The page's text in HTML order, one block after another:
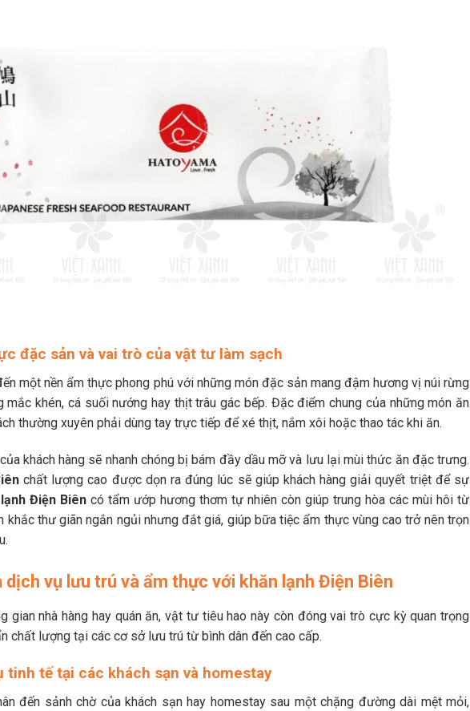
đặc sản và vai trò của vật tư làm sạch
một nền ẩm thực phong phú với những món đặc sản mang đậm hương vị núi rừng
mắc khén, cá suối nướng hay thịt trâu gác bếp. Đặc điểm chung của những món ăn
thường xuyên phải dùng tay trực tiếp để xé thịt, nắm xôi hoặc thao tác khi ăn.
khách hàng sẽ nhanh chóng bị bám đầy dầu mỡ và lưu lại mùi thức ăn đặc trưng.
chất lượng cao được dọn ra đúng lúc sẽ giúp khách hàng giải quyết triệt để sự
Điện Biên có tẩm ướp hương thơm tự nhiên còn giúp trung hòa các mùi hôi từ
khắc thư giãn ngắn ngủi nhưng đắt giá, giúp bữa tiệc ẩm thực vùng cao trở nên trọn
vụ lưu trú và ẩm thực với khăn lạnh Điện Biên
gian nhà hàng hay quán ăn, vật tư tiêu hao này còn đóng vai trò cực kỳ quan trọng
chất lượng tại các cơ sở lưu trú từ bình dân đến cao cấp.
tinh tế tại các khách sạn và homestay
đến sảnh chờ của khách sạn hay homestay sau một chặng đường dài mệt mỏi,